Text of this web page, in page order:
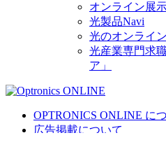
オンライン展
光製品Navi
光のオンライ
光産業専門求
ア」
OPTRONICS ONLINE に
広告掲載について